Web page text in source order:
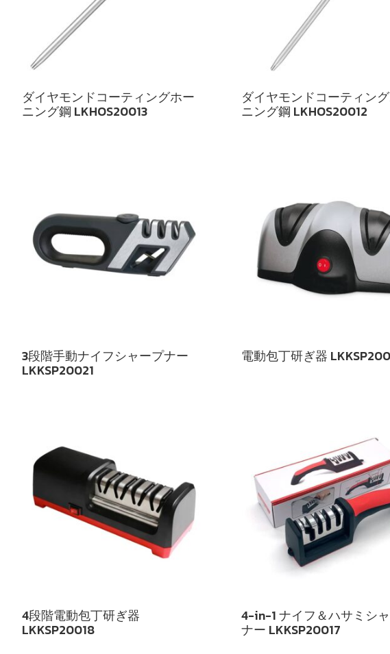
ダイヤモンドコーティングホー
ニング鋼 LKHOS20013
ダイヤモンドコーティン
ニング鋼 LKHOS20012
3段階手動ナイフシャープナー
LKKSP20021
電動包丁研ぎ器
4段階電動包丁研ぎ器
LKKSP20018
4-in-1 ナイフ＆ハサミシ
ナー LKKSP20017